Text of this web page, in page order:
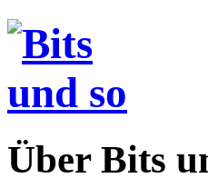
Über Bits